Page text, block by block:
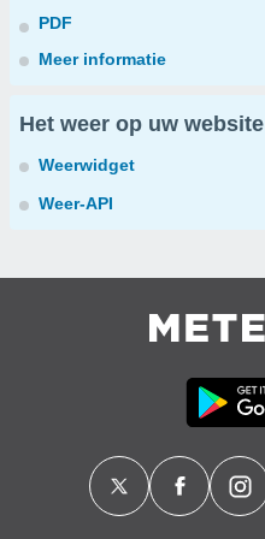
PDF
Meer informatie
Het weer op uw website
Weerwidget
Weer-API